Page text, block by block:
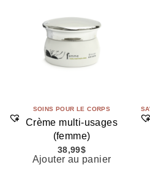
SOINS POUR LE CORPS
Crème multi-usages
(femme)
38,99$
Ajouter au panier